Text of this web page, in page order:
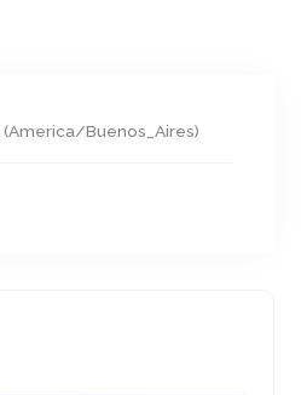
(America/Buenos_Aires)